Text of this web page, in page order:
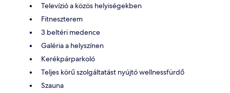
Televízió a közös helyiségekben
Fitneszterem
3 beltéri medence
Galéria a helyszínen
Kerékpárparkoló
Teljes körű szolgáltatást nyújtó wellnessfürdő
Szauna